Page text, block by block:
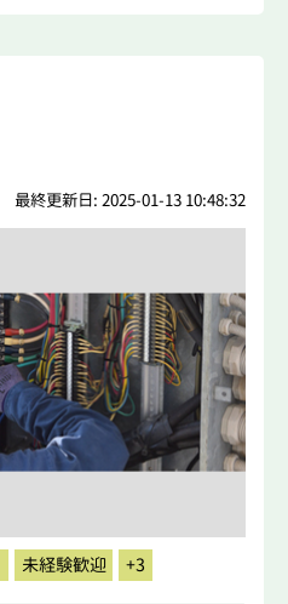
最終更新日: 2025-01-13 10:48:32
未経験歓迎 +3